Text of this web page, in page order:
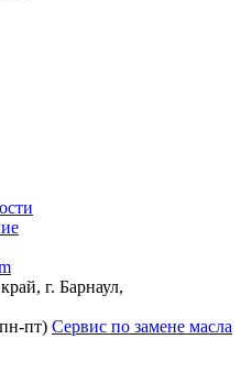
г. Барнаул,
пт) Сервис по замене масла